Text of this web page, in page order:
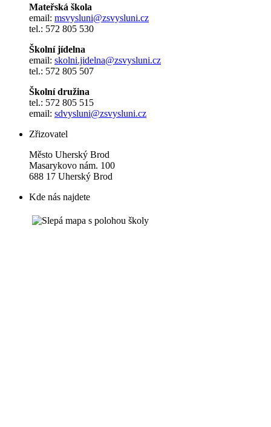
Mateřská škola
email: msvysluni@zsvysluni.cz
tel.: 572 805 530
Školní jídelna
email: skolni.jidelna@zsvysluni.cz
tel.: 572 805 507
Školní družina
tel.: 572 805 515
email: sdvysluni@zsvysluni.cz
Zřizovatel
Město Uherský Brod
Masarykovo nám. 100
688 17 Uherský Brod
Kde nás najdete